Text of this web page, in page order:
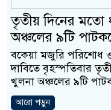
তৃতীয় দিনের মতো
অঞ্চলের ৯টি
বকেয়া মজুরি পরিশোধ
দাবিতে বৃহস্পতিবার
খুলনা অঞ্চলের ৯টি
আরো পড়ুন